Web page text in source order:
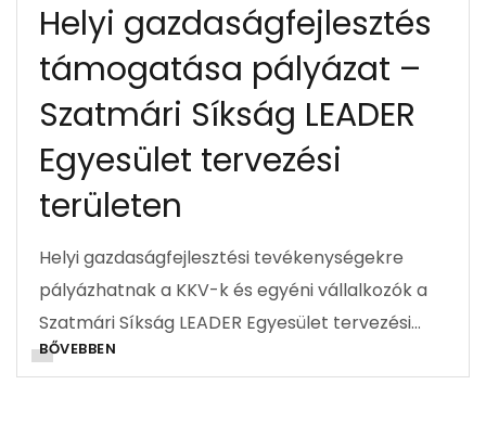
Helyi gazdaságfejlesztés
támogatása pályázat –
Szatmári Síkság LEADER
Egyesület tervezési
területen
Helyi gazdaságfejlesztési tevékenységekre
pályázhatnak a KKV-k és egyéni vállalkozók a
Szatmári Síkság LEADER Egyesület tervezési…
BŐVEBBEN